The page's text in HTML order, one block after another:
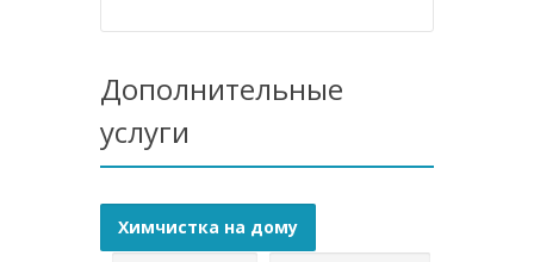
Дополнительные
услуги
Химчистка на дому